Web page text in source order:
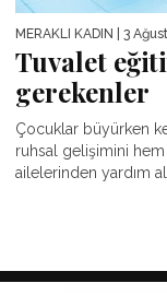
MERAKLI KADIN | 3
Tuvalet
gerekenler
Çocuklar büyürken
ruhsal gelişimini
ailelerinden yardım